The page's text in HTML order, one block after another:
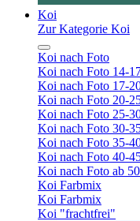
Koi
Zur Kategorie Koi
Koi nach Foto
Koi nach Foto 14-
Koi nach Foto 17-
Koi nach Foto 20-
Koi nach Foto 25-
Koi nach Foto 30-
Koi nach Foto 35-
Koi nach Foto 40-
Koi nach Foto ab
Koi Farbmix
Koi Farbmix
Koi "frachtfrei"